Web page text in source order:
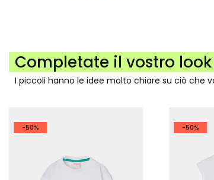
Completate il vostro look
I piccoli hanno le idee molto chiare su ciò che
-50% -50%